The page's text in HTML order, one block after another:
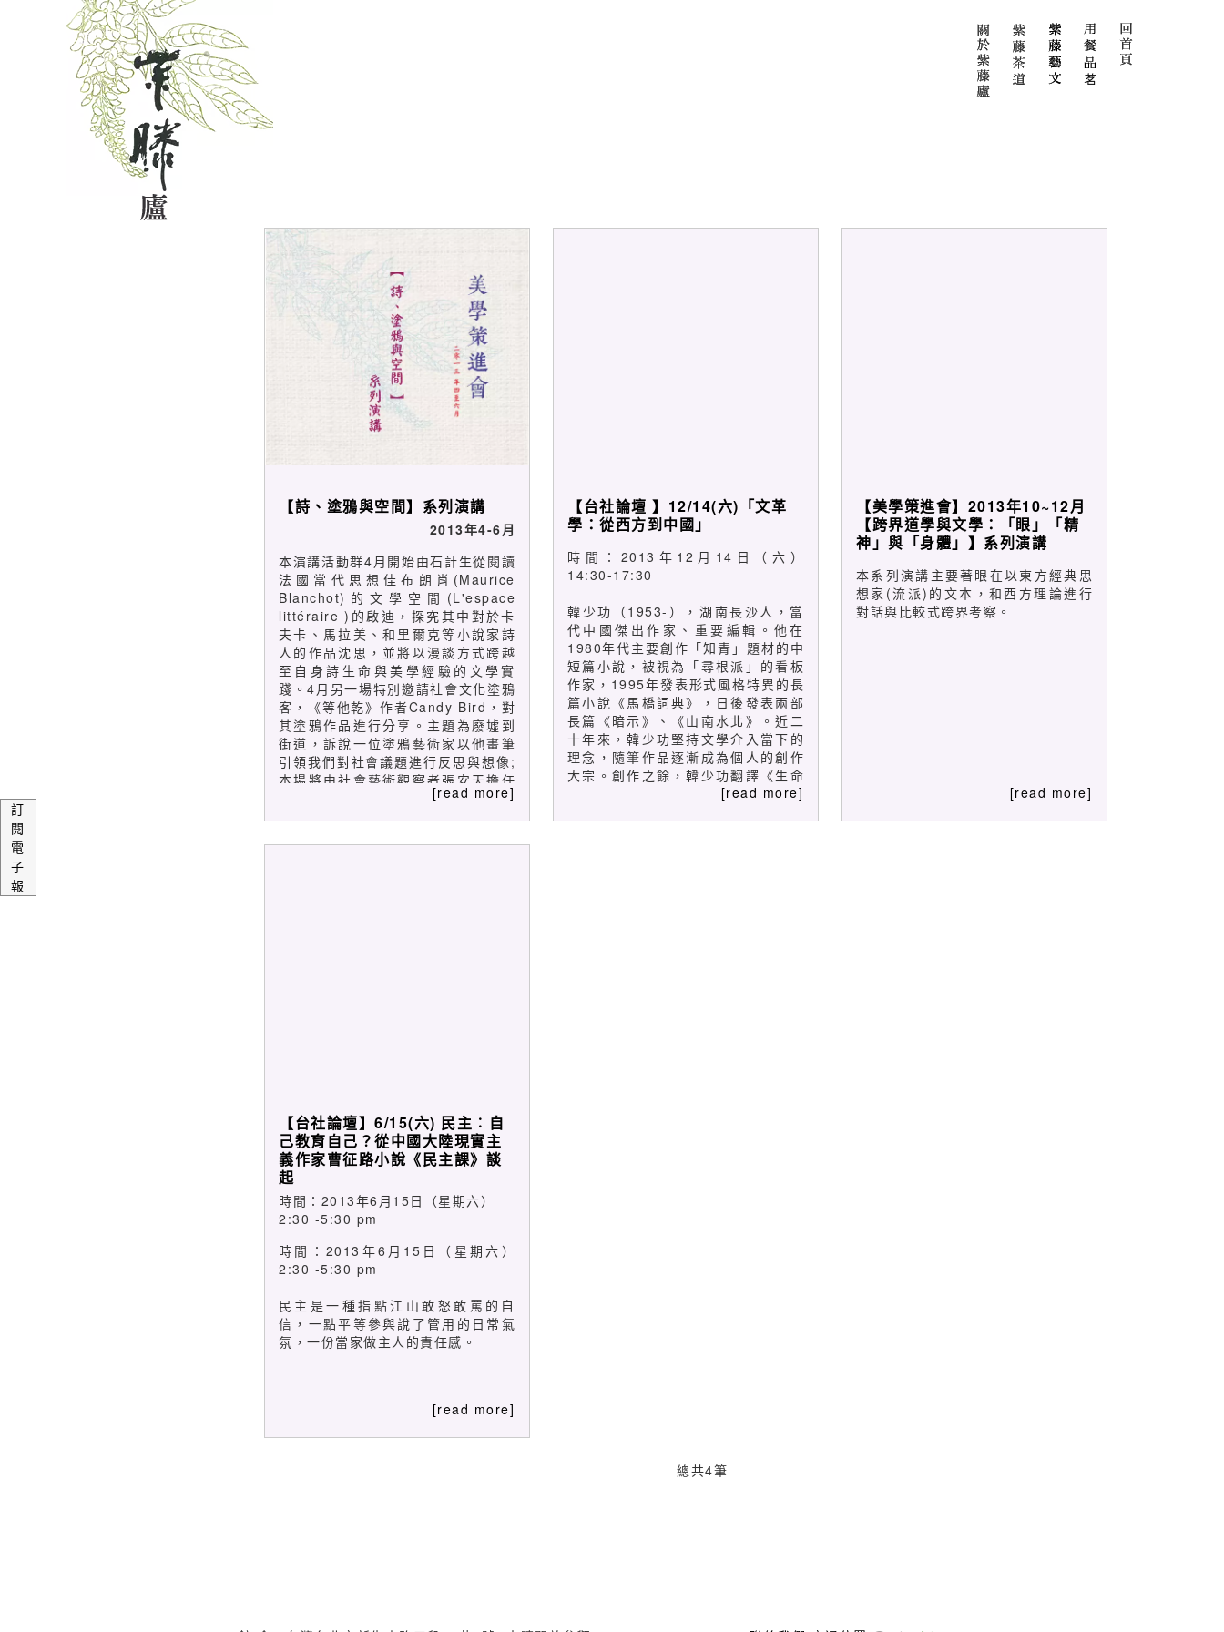
訂
閱
電
子
報
【詩、塗鴉與空間】系列演講
2013年4-6月
本演講活動群4月開始由石計生從閱讀
法國當代思想佳布朗肖(Maurice
Blanchot)的文學空間(L'espace
littéraire )的啟迪，探究其中對於卡
夫卡、馬拉美、和里爾克等小說家詩
人的作品沈思，並將以漫談方式跨越
至自身詩生命與美學經驗的文學實
踐。4月另一場特別邀請社會文化塗鴉
客，《等他乾》作者Candy Bird，對
其塗鴉作品進行分享。主題為廢墟到
街道，訴說一位塗鴉藝術家以他畫筆
引領我們對社會議題進行反思與想像;
本場將由社會藝術觀察者張安天擔任
主持與評論。6月份則是高榮禧的通過
對於愛爾蘭大詩人葉慈(W.B. Yeats的
[read more]
【台社論壇 】12/14(六)「文革
學：從西方到中國」
時間：2013年12月14日（六）
14:30-17:30
韓少功（1953-），湖南長沙人，當
代中國傑出作家、重要編輯。他在
1980年代主要創作「知青」題材的中
短篇小說，被視為「尋根派」的看板
作家，1995年發表形式風格特異的長
篇小說《馬橋詞典》，日後發表兩部
長篇《暗示》、《山南水北》。近二
十年來，韓少功堅持文學介入當下的
理念，隨筆作品逐漸成為個人的創作
大宗。創作之餘，韓少功翻譯《生命
中不能承受的輕》、《惶然錄》等作
[read more]
【美學策進會】2013年10~12月
【跨界道學與文學：「眼」「精
神」與「身體」】系列演講
本系列演講主要著眼在以東方經典思
想家(流派)的文本，和西方理論進行
對話與比較式跨界考察。
[read more]
【台社論壇】6/15(六) 民主︰自
己教育自己？從中國大陸現實主
義作家曹征路小說《民主課》談
起
時間：2013年6月15日（星期六）
2:30 -5:30 pm
時間：2013年6月15日（星期六）
2:30 -5:30 pm
民主是一種指點江山敢怒敢罵的自
信，一點平等參與說了管用的日常氣
氛，一份當家做主人的責任感。
[read more]
總共4筆